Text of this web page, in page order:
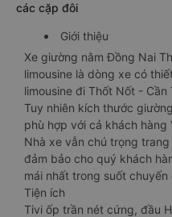
các cặp đôi
Giới thiệu
Xe giường nằm Đồng Nai
limousine là dòng xe có
limousine đi Thốt Nốt -
Tuy nhiên kích thước
phù hợp với cả khách hàng
Nhà xe vẫn chú trọng
đảm bảo cho quý khách
mái nhất trong suốt chuyến
Tiện ích
Tivi ốp trần nét cứng, đầu